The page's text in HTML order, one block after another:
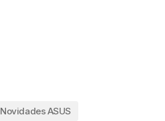
Novidades ASUS